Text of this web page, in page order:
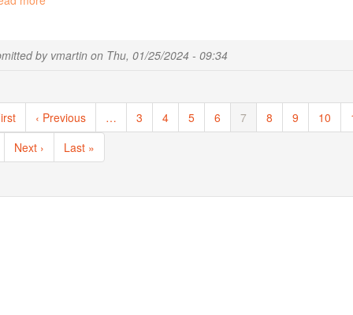
by vmartinon Thu, 01/25/2024 - 09:34
Previous
page
‹ Previous … Page
3 Page
4 Page
5 Page
6
Current
page
7 Page
8 Page
9 Page
10
Next
page
Next ›
Last
page
Last »